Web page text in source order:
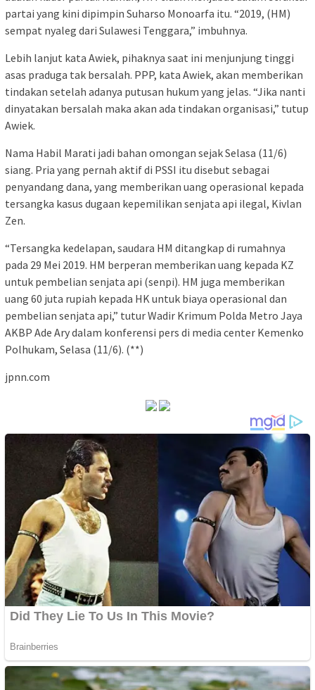
partai yang kini dipimpin Suharso Monoarfa itu. “2019, (HM)
sempat nyaleg dari Sulawesi Tenggara,” imbuhnya.
Lebih lanjut kata Awiek, pihaknya saat ini menjunjung tinggi
asas praduga tak bersalah. PPP, kata Awiek, akan memberikan
tindakan setelah adanya putusan hukum yang jelas. “Jika nanti
dinyatakan bersalah maka akan ada tindakan organisasi,” tutup
Awiek.
Nama Habil Marati jadi bahan omongan sejak Selasa (11/6)
siang. Pria yang pernah aktif di PSSI itu disebut sebagai
penyandang dana, yang memberikan uang operasional kepada
tersangka kasus dugaan kepemilikan senjata api ilegal, Kivlan
Zen.
“Tersangka kedelapan, saudara HM ditangkap di rumahnya
pada 29 Mei 2019. HM berperan memberikan uang kepada KZ
untuk pembelian senjata api (senpi). HM juga memberikan
uang 60 juta rupiah kepada HK untuk biaya operasional dan
pembelian senjata api,” tutur Wadir Krimum Polda Metro Jaya
AKBP Ade Ary dalam konferensi pers di media center Kemenko
Polhukam, Selasa (11/6). (**)
jpnn.com